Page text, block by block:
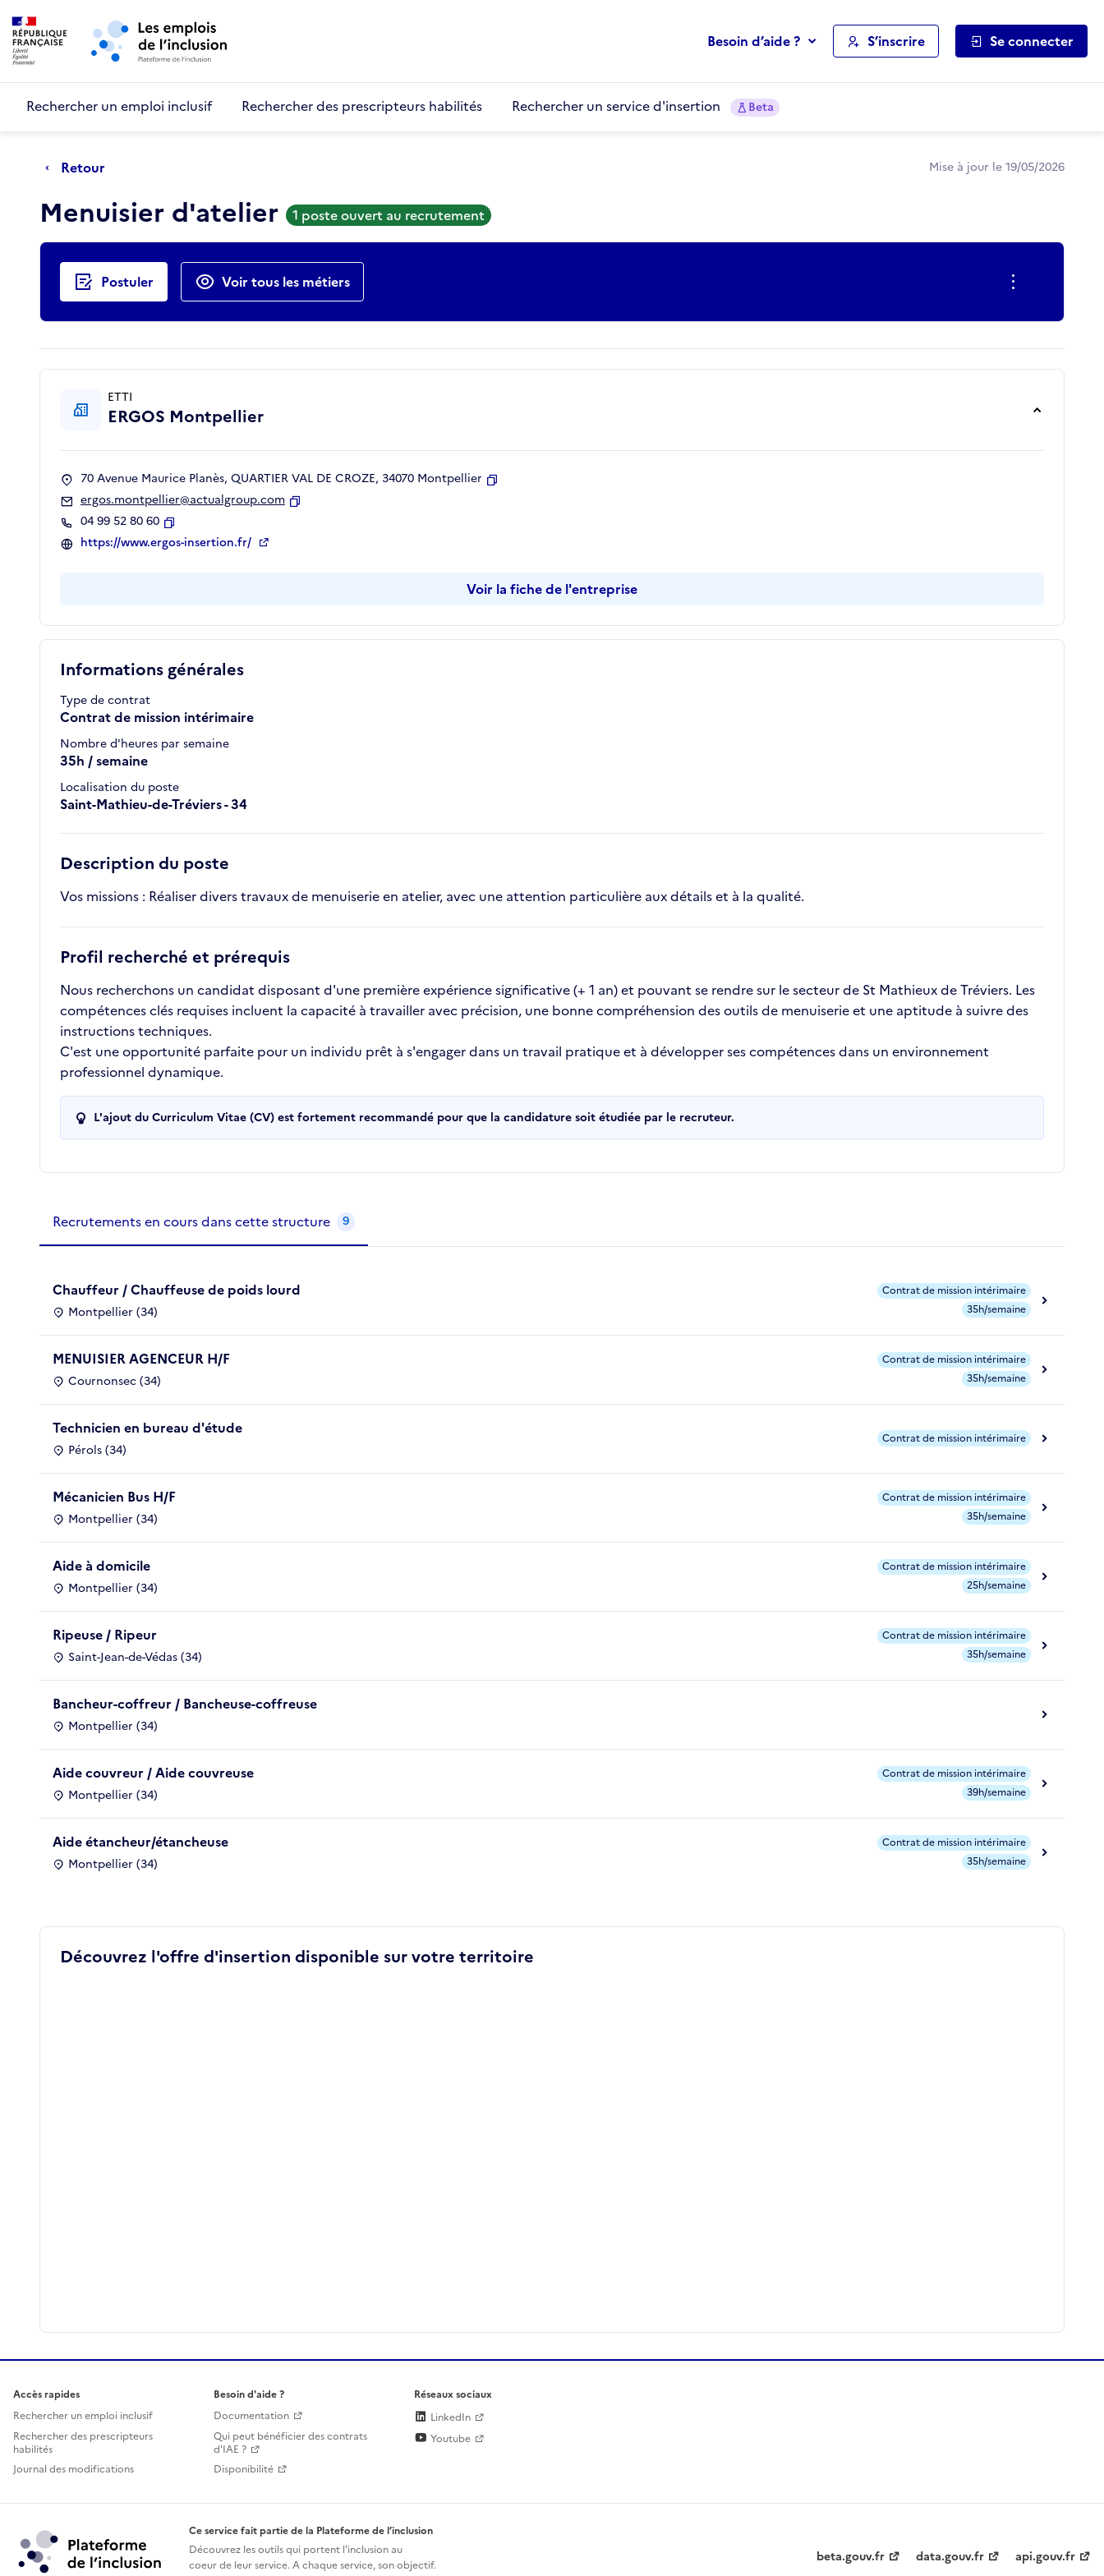
Aller au menu principal
Besoin d’aide ? S’inscrire Se connecter
Rechercher un emploi inclusif Rechercher des prescripteurs habilités Rechercher un service d'insertion Beta
Retour Mise à jour le 19/05/2026
Menuisier d'atelier 1 poste ouvert au recrutement
Actions rapides
Postuler Voir tous les métiers
Informations générales
Type de contrat
Contrat de mission intérimaire
Nombre d'heures par semaine
35h / semaine
Localisation du poste
Saint-Mathieu-de-Tréviers - 34
Description du poste
Vos missions : Réaliser divers travaux de menuiserie en atelier, avec une attention particulière aux détails et à la qualité.
Profil recherché et prérequis
Nous recherchons un candidat disposant d'une première expérience significative (+ 1 an) et pouvant se rendre sur le secteur de St Mathieux de Tréviers. Les
compétences clés requises incluent la capacité à travailler avec précision, une bonne compréhension des outils de menuiserie et une aptitude à suivre des
instructions techniques.
C'est une opportunité parfaite pour un individu prêt à s'engager dans un travail pratique et à développer ses compétences dans un environnement
professionnel dynamique.
L'ajout du Curriculum Vitae (CV) est fortement recommandé pour que la candidature soit étudiée par le recruteur.
ETTI
ERGOS Montpellier
70 Avenue Maurice Planès, QUARTIER VAL DE CROZE, 34070 Montpellier
ergos.montpellier@actualgroup.com
04 99 52 80 60
Copier
https://www.ergos-insertion.fr/
Voir la fiche de l'entreprise
Recrutements de la structure
Recrutements en cours dans cette structure 9
Chauffeur / Chauffeuse de poids lourd
Montpellier (34)
Contrat de mission intérimaire
35h/semaine
MENUISIER AGENCEUR H/F
Cournonsec (34)
Contrat de mission intérimaire
35h/semaine
Technicien en bureau d'étude
Pérols (34)
Contrat de mission intérimaire
Mécanicien Bus H/F
Montpellier (34)
Contrat de mission intérimaire
35h/semaine
Aide à domicile
Montpellier (34)
Contrat de mission intérimaire
25h/semaine
Ripeuse / Ripeur
Saint-Jean-de-Védas (34)
Contrat de mission intérimaire
35h/semaine
Bancheur-coffreur / Bancheuse-coffreuse
Montpellier (34)
Aide couvreur / Aide couvreuse
Montpellier (34)
Contrat de mission intérimaire
39h/semaine
Aide étancheur/étancheuse
Montpellier (34)
Contrat de mission intérimaire
35h/semaine
Découvrez l'offre d'insertion disponible sur votre territoire
Accès rapides
Rechercher un emploi inclusif
Rechercher des prescripteurs
habilités
Journal des modifications
Besoin d'aide ?
Documentation
Qui peut bénéficier des contrats
d'IAE ?
Disponibilité
Réseaux sociaux
LinkedIn
Youtube
Ce service fait partie de la Plateforme de l’inclusion
Découvrez les outils qui portent l'inclusion au
coeur de leur service. A chaque service, son objectif.
beta.gouv.fr data.gouv.fr api.gouv.fr